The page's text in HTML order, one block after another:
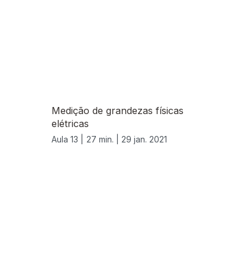
Medição de grandezas físicas
elétricas
Aula 13 | 27 min. | 29 jan. 2021